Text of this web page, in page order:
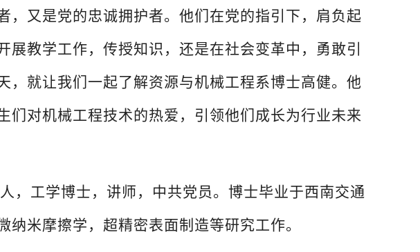
，又是党的忠诚拥护者。他们在党的指引下，肩负起
展教学工作，传授知识，还是在社会变革中，勇敢引
，就让我们一起了解资源与机械工程系博士高健。他
们对机械工程技术的热爱，引领他们成长为行业未来
，工学博士，讲师，中共党员。 博士毕业于西南交通
米摩擦学，超精密表面制造等研究工作。